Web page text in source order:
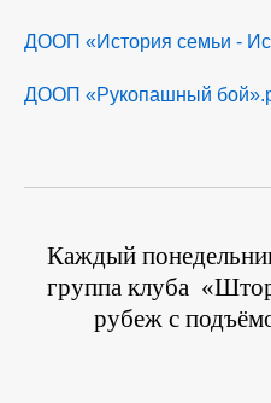
ДООП «История семьи -
ДООП «Рукопашный
Каждый
группа клуба
рубеж с